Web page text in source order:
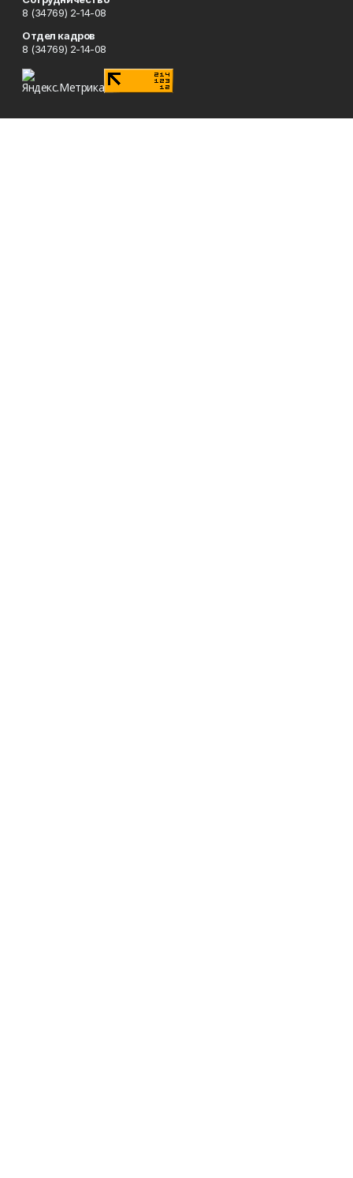
8 (34769) 2-14-08
Отдел кадров
8 (34769) 2-14-08